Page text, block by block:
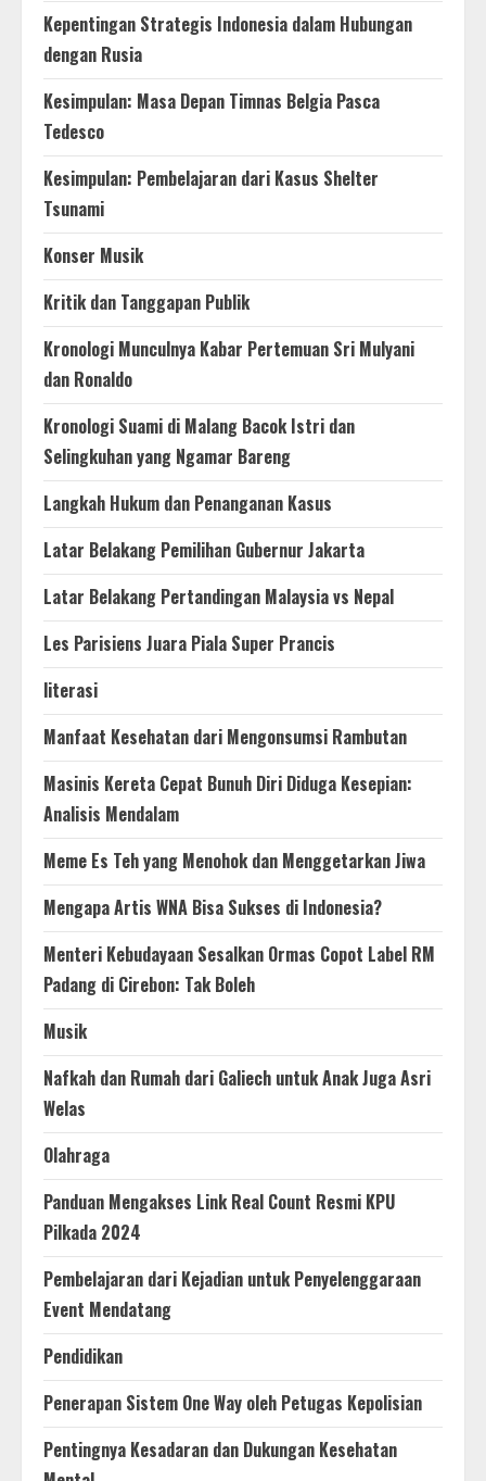
Kepentingan Strategis Indonesia dalam Hubungan
dengan Rusia
Kesimpulan: Masa Depan Timnas Belgia Pasca
Tedesco
Kesimpulan: Pembelajaran dari Kasus Shelter
Tsunami
Konser Musik
Kritik dan Tanggapan Publik
Kronologi Munculnya Kabar Pertemuan Sri Mulyani
dan Ronaldo
Kronologi Suami di Malang Bacok Istri dan
Selingkuhan yang Ngamar Bareng
Langkah Hukum dan Penanganan Kasus
Latar Belakang Pemilihan Gubernur Jakarta
Latar Belakang Pertandingan Malaysia vs Nepal
Les Parisiens Juara Piala Super Prancis
literasi
Manfaat Kesehatan dari Mengonsumsi Rambutan
Masinis Kereta Cepat Bunuh Diri Diduga Kesepian:
Analisis Mendalam
Meme Es Teh yang Menohok dan Menggetarkan Jiwa
Mengapa Artis WNA Bisa Sukses di Indonesia?
Menteri Kebudayaan Sesalkan Ormas Copot Label RM
Padang di Cirebon: Tak Boleh
Musik
Nafkah dan Rumah dari Galiech untuk Anak Juga Asri
Welas
Olahraga
Panduan Mengakses Link Real Count Resmi KPU
Pilkada 2024
Pembelajaran dari Kejadian untuk Penyelenggaraan
Event Mendatang
Pendidikan
Penerapan Sistem One Way oleh Petugas Kepolisian
Pentingnya Kesadaran dan Dukungan Kesehatan